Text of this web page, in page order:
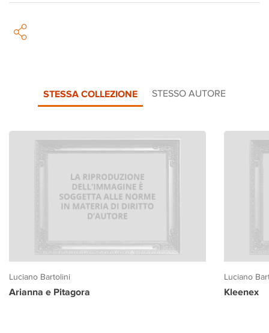
STESSA COLLEZIONE STESSO AUTORE
Luciano Bartolini
Arianna e Pitagora
Luciano
Kleenex